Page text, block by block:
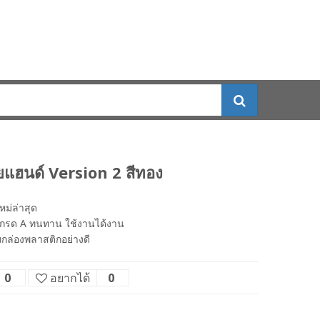
แฮนด์ Version 2 สีทอง
ม่ล่าสุด
รด A ทนทาน ใช้งานได้งาน
ล่องพลาสติกอย่างดี
0 อยากได้ 0